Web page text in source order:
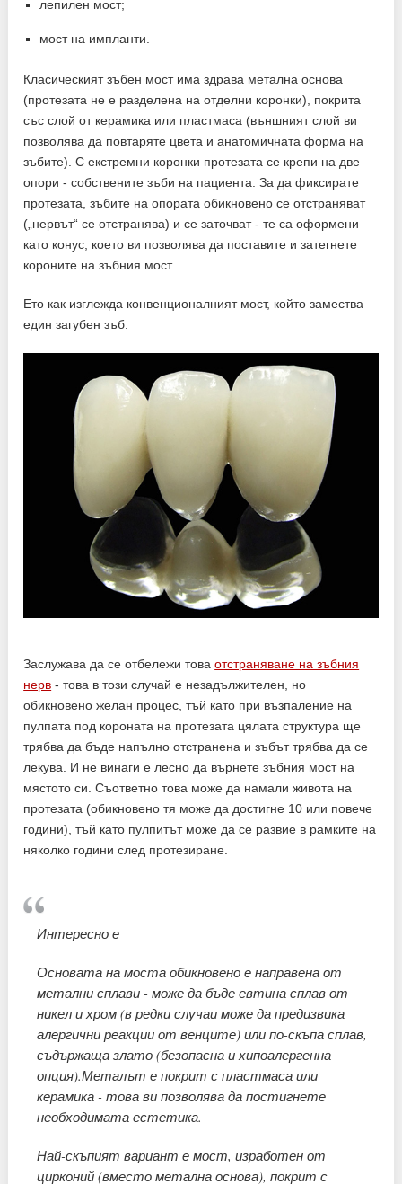
лепилен мост;
мост на импланти.
Класическият зъбен мост има здрава метална основа
(протезата не е разделена на отделни коронки), покрита
със слой от керамика или пластмаса (външният слой ви
позволява да повтаряте цвета и анатомичната форма на
зъбите). С екстремни коронки протезата се крепи на две
опори - собствените зъби на пациента. За да фиксирате
протезата, зъбите на опората обикновено се отстраняват
(„нервът“ се отстранява) и се заточват - те са оформени
като конус, което ви позволява да поставите и затегнете
короните на зъбния мост.
Ето как изглежда конвенционалният мост, който замества
един загубен зъб:
Заслужава да се отбележи товаотстраняване на зъбния
нерв - това в този случай е незадължителен, но
обикновено желан процес, тъй като при възпаление на
пулпата под короната на протезата цялата структура ще
трябва да бъде напълно отстранена и зъбът трябва да се
лекува. И не винаги е лесно да върнете зъбния мост на
мястото си. Съответно това може да намали живота на
протезата (обикновено тя може да достигне 10 или повече
години), тъй като пулпитът може да се развие в рамките на
няколко години след протезиране.
Интересно е
Основата на моста обикновено е направена от
метални сплави - може да бъде евтина сплав от
никел и хром (в редки случаи може да предизвика
алергични реакции от венците) или по-скъпа сплав,
съдържаща злато (безопасна и хипоалергенна
опция).Металът е покрит с пластмаса или
керамика - това ви позволява да постигнете
необходимата естетика.
Най-скъпият вариант е мост, изработен от
цирконий (вместо метална основа), покрит с